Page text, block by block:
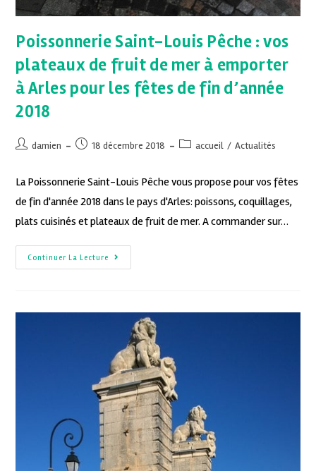
Poissonnerie Saint-Louis Pêche : vos
plateaux de fruit de mer à emporter
à Arles pour les fêtes de fin d’année
2018
damien 18 décembre 2018 accueil / Actualités
La Poissonnerie Saint-Louis Pêche vous propose pour vos fêtes
de fin d'année 2018 dans le pays d'Arles: poissons, coquillages,
plats cuisinés et plateaux de fruit de mer. A commander sur…
Continuer La Lecture